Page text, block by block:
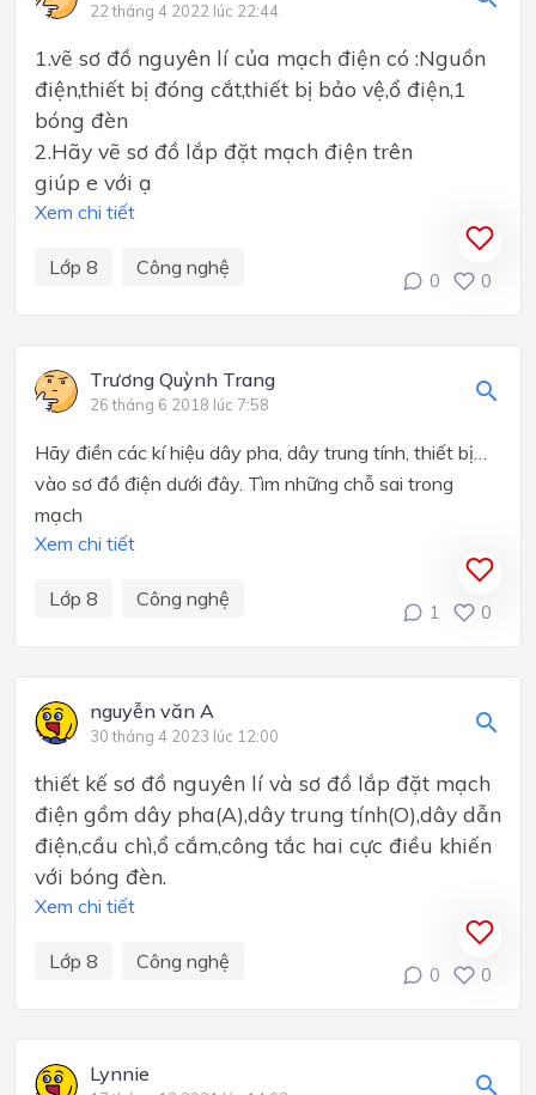
22 tháng 4 2022 lúc 22:44
1.vẽ sơ đồ nguyên lí của mạch điện có :Nguồn
điện,thiết bị đóng cắt,thiết bị bảo vệ,ổ điện,1
bóng đèn
2.Hãy vẽ sơ đồ lắp đặt mạch điện trên
giúp e với ạ
Xem chi tiết
Lớp 8 Công nghệ
0 0
Trương Quỳnh Trang
26 tháng 6 2018 lúc 7:58
Hãy điền các kí hiệu dây pha, dây trung tính, thiết bị…
vào sơ đồ điện dưới đây. Tìm những chỗ sai trong
mạch
Xem chi tiết
Lớp 8 Công nghệ
1 0
nguyễn văn A
30 tháng 4 2023 lúc 12:00
thiết kế sơ đồ nguyên lí và sơ đồ lắp đặt mạch
điện gồm dây pha(A),dây trung tính(O),dây dẫn
điện,cầu chì,ổ cắm,công tắc hai cực điều khiến
với bóng đèn.
Xem chi tiết
Lớp 8 Công nghệ
0 0
Lynnie